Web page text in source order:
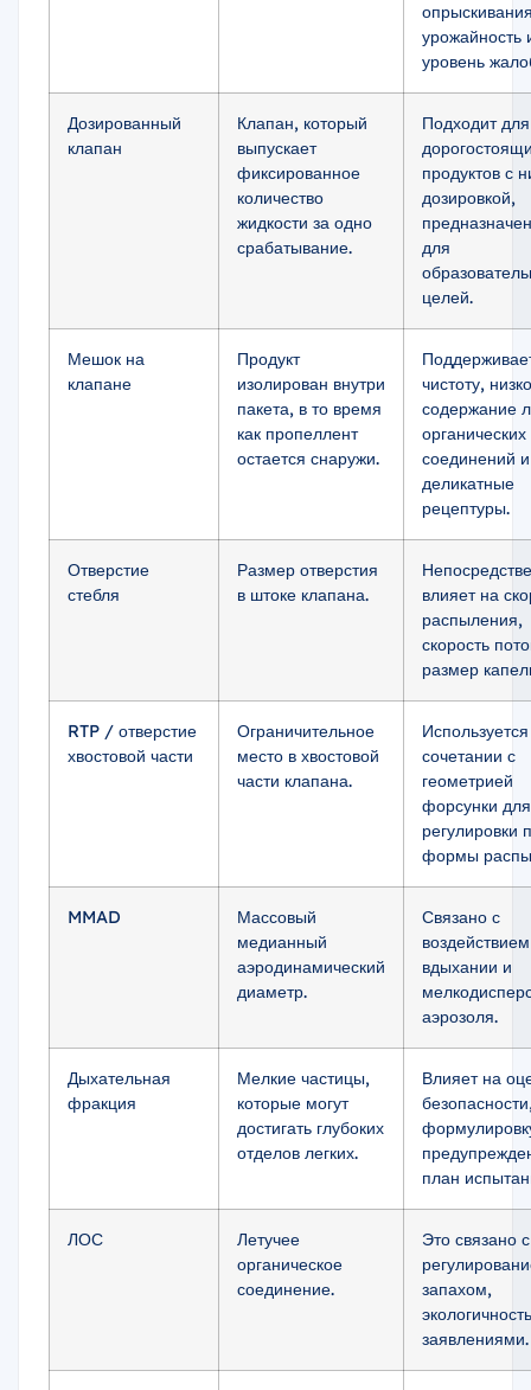
урожайность
уровень
Дозированный
клапан
Клапан, который
выпускает
фиксированное
количество
жидкости за одно
срабатывание.
Подходит для
продуктов с
дозировкой,
для
целей.
Мешок на
клапане
Продукт
изолирован внутри
пакета, в то время
как пропеллент
остается снаружи.
чистоту,
содержание
органических
соединений и
деликатные
рецептуры.
Отверстие
стебля
Размер отверстия
в штоке клапана.
влияет на
распыления,
скорость
размер
RTP / отверстие
хвостовой части
Ограничительное
место в хвостовой
части клапана.
сочетании с
геометрией
форсунки для
регулировки
формы
MMAD
Массовый
медианный
аэродинамический
диаметр.
Связано с
вдыхании и
аэрозоля.
Дыхательная
фракция
Мелкие частицы,
которые могут
достигать глубоких
отделов легких.
Влияет на
план
ЛОС
Летучее
органическое
соединение.
Это связано с
запахом,
заявлениями.